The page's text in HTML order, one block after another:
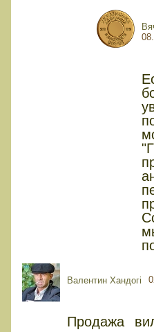
Валентин Хандогі
Продажа